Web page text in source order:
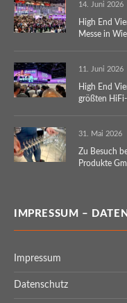
14. Juni 2026
High End
Messe in
11. Juni 2026
High End
größten
31. Mai 2026
Zu Besuch
Produkte
IMPRESSUM –
Impressum
Datenschutz